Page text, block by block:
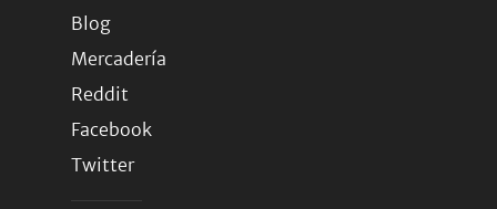
Blog
Mercadería
Reddit
Facebook
Twitter